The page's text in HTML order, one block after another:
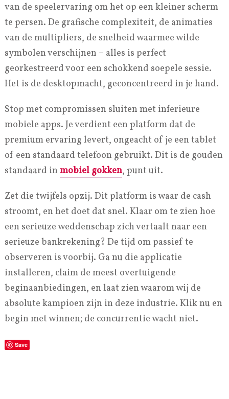
van de speelervaring om het op een kleiner scherm
te persen. De grafische complexiteit, de animaties
van de multipliers, de snelheid waarmee wilde
symbolen verschijnen – alles is perfect
georkestreerd voor een schokkend soepele sessie.
Het is de desktopmacht, geconcentreerd in je hand.
Stop met compromissen sluiten met inferieure
mobiele apps. Je verdient een platform dat de
premium ervaring levert, ongeacht of je een tablet
of een standaard telefoon gebruikt. Dit is de gouden
standaard in mobiel gokken, punt uit.
Zet die twijfels opzij. Dit platform is waar de cash
stroomt, en het doet dat snel. Klaar om te zien hoe
een serieuze weddenschap zich vertaalt naar een
serieuze bankrekening? De tijd om passief te
observeren is voorbij. Ga nu die applicatie
installeren, claim de meest overtuigende
beginaanbiedingen, en laat zien waarom wij de
absolute kampioen zijn in deze industrie. Klik nu en
begin met winnen; de concurrentie wacht niet.
Save